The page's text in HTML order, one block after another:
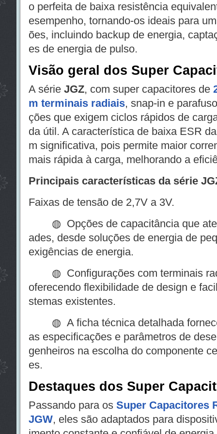
o perfeita de baixa resistência
esempenho, tornando-os ideais para
ões, incluindo backup de energia,
es de energia de pulso.
Visão geral dos Super
A série JGZ, com super capacitores de
m terminais radiais, snap-in e
ções que exigem ciclos rápidos de
da útil. A característica de baixa ESR
m significativa, pois permite maior
mais rápida à carga, melhorando a
Principais características da série
Faixas de tensão de 2,7V a 3V.
◍ Opções de capacitância que
ades, desde soluções de energia de
exigências de energia.
◍ Configurações com terminais
oferecendo flexibilidade de design e
stemas existentes.
◍ A ficha técnica detalhada fornece
as especificações e parâmetros de
genheiros na escolha do componente
es.
Destaques dos Super
Passando para os Super Capacitores
JGW, eles são adaptados para